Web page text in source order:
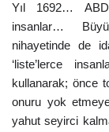
Yıl 1692…
insanlar…
nihayetinde de
‘liste’lerce
kullanarak; önce
onuru yok
yahut seyirci